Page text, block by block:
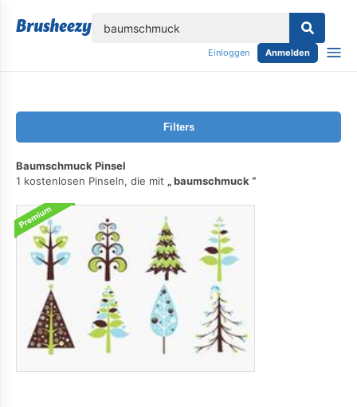
Einloggen Anmelden
Filters
Baumschmuck Pinsel
1 kostenlosen Pinseln, die mit
baumschmuck